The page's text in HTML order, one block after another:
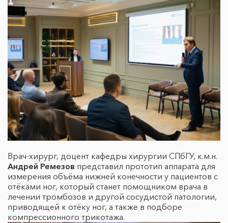
Врач-хирург, доцент кафедры хирургии СПбГУ, к.м.н.
Андрей Ремезов представил прототип аппарата для
измерения объёма нижней конечности у пациентов с
отёками ног, который станет помощником врача в
лечении тромбозов и другой сосудистой патологии,
приводящей к отёку ног, а также в подборе
компрессионного трикотажа.